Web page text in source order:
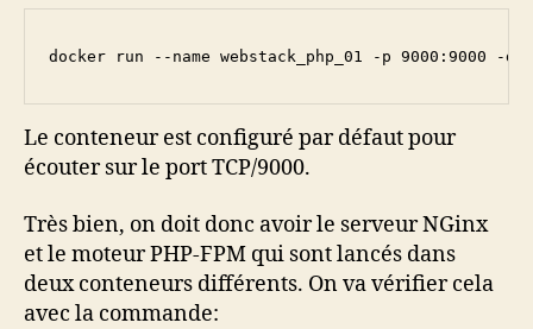
docker run --name webstack_php_01 -p 9000:9000 -
Le conteneur est configuré par défaut pour
écouter sur le port TCP/9000.
Très bien, on doit donc avoir le serveur NGinx
et le moteur PHP-FPM qui sont lancés dans
deux conteneurs différents. On va vérifier cela
avec la commande: